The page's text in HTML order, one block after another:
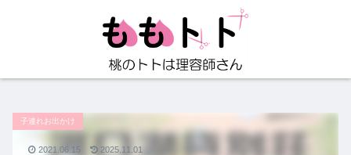
子連れお出かけ
2021.06.15 2025.11.01